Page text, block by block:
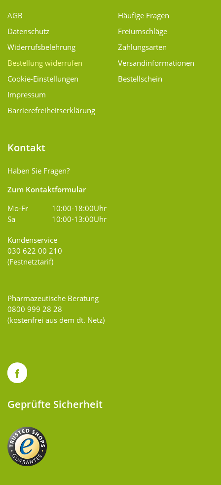
AGB
Datenschutz
Widerrufsbelehrung
Bestellung widerrufen
Cookie-Einstellungen
Impressum
Barrierefreiheitserklärung
Häufige Fragen
Freiumschläge
Zahlungsarten
Versand­informationen
Bestellschein
Kontakt
Haben Sie Fragen?
Zum Kontaktformular
Mo-Fr
10:00-18:00Uhr
Sa
10:00-13:00Uhr
Kundenservice
030 622 00 210
(Festnetztarif)
Pharmazeutische Beratung
0800 999 28 28
(kostenfrei aus dem dt. Netz)
Geprüfte Sicherheit